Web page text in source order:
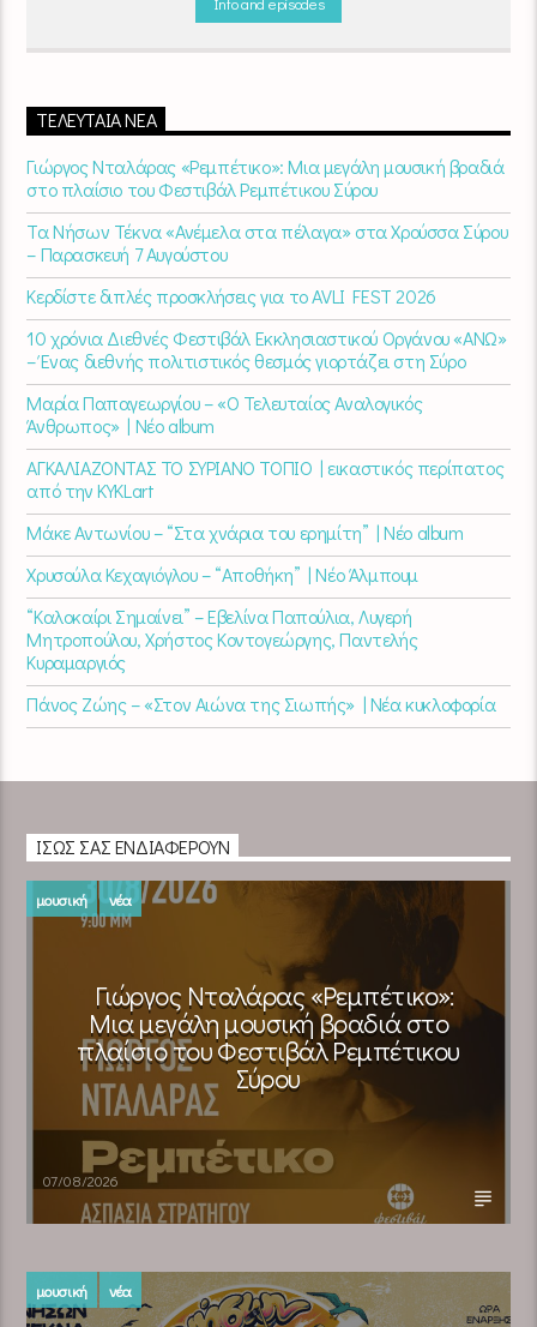
ΤΕΛΕΥΤΑΊΑ ΝΈΑ
Γιώργος Νταλάρας «Ρεμπέτικο»: Μια μεγάλη μουσική βραδιά
στο πλαίσιο του Φεστιβάλ Ρεμπέτικου Σύρου
Τα Νήσων Τέκνα «Ανέμελα στα πέλαγα» στα Χρούσσα Σύρου
– Παρασκευή 7 Αυγούστου
Κερδίστε διπλές προσκλήσεις για το AVLI FEST 2026
10 χρόνια Διεθνές Φεστιβάλ Εκκλησιαστικού Οργάνου «ΑΝΩ»
– Ένας διεθνής πολιτιστικός θεσμός γιορτάζει στη Σύρο​
Μαρία Παπαγεωργίου – «Ο Τελευταίος Αναλογικός
Άνθρωπος» | Νέο album
ΑΓΚΑΛΙΑΖΟΝΤΑΣ ΤΟ ΣΥΡΙΑΝΟ ΤΟΠΙΟ | εικαστικός περίπατος
από την KYKLart
Μάκε Αντωνίου – “Στα χνάρια του ερημίτη” | Νέο album
Χρυσούλα Κεχαγιόγλου – “Αποθήκη” | Νέο Άλμπουμ
“Καλοκαίρι Σημαίνει” – Εβελίνα Παπούλια, Λυγερή
Μητροπούλου, Χρήστος Κοντογεώργης, Παντελής
Κυραμαργιός
Πάνος Ζώης – «Στον Αιώνα της Σιωπής» | Νέα κυκλοφορία
ΊΣΩΣ ΣΑΣ ΕΝΔΙΑΦΈΡΟΥΝ
μουσική νέα
Γιώργος Νταλάρας «Ρεμπέτικο»:
Μια μεγάλη μουσική βραδιά στο
πλαίσιο του Φεστιβάλ Ρεμπέτικου
Σύρου
07/08/2026
μουσική νέα